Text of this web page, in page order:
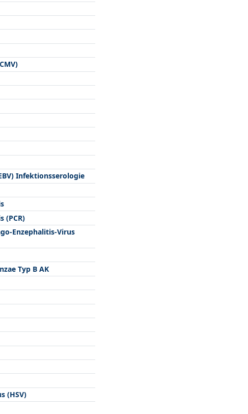
Infektionsserologie
(PCR)
Enzephalitis-Virus
Typ B AK
(HSV)